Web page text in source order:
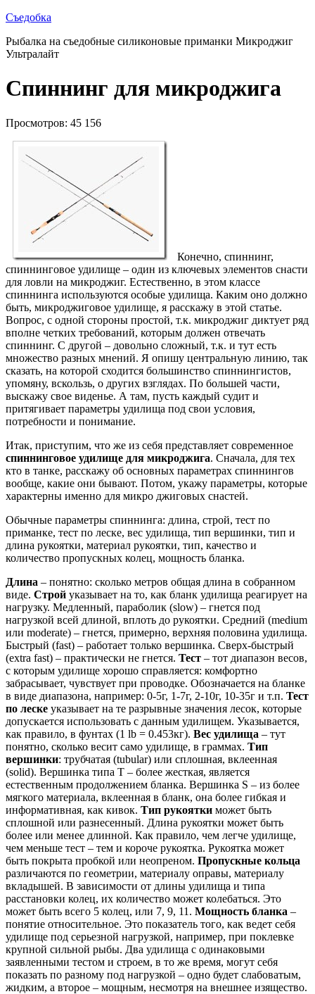
Съедобка
Рыбалка на съедобные силиконовые приманки Микроджиг
Ультралайт
Спиннинг для микроджига
Просмотров: 45 156
Конечно, спиннинг,
спиннинговое удилище – один из ключевых элементов снасти
для ловли на микроджиг. Естественно, в этом классе
спиннинга используются особые удилища. Каким оно должно
быть, микроджиговое удилище, я расскажу в этой статье.
Вопрос, с одной стороны простой, т.к. микроджиг диктует ряд
вполне четких требований, которым должен отвечать
спиннинг. С другой – довольно сложный, т.к. и тут есть
множество разных мнений. Я опишу центральную линию, так
сказать, на которой сходится большинство спиннингистов,
упомяну, вскользь, о других взглядах. По большей части,
выскажу свое виденье. А там, пусть каждый судит и
притягивает параметры удилища под свои условия,
потребности и понимание.
Итак, приступим, что же из себя представляет современное
спиннинговое удилище для микроджига. Сначала, для тех
кто в танке, расскажу об основных параметрах спиннингов
вообще, какие они бывают. Потом, укажу параметры, которые
характерны именно для микро джиговых снастей.
Обычные параметры спиннинга: длина, строй, тест по
приманке, тест по леске, вес удилища, тип вершинки, тип и
длина рукоятки, материал рукоятки, тип, качество и
количество пропускных колец, мощность бланка.
Длина – понятно: сколько метров общая длина в собранном
виде. Строй указывает на то, как бланк удилища реагирует на
нагрузку. Медленный, параболик (slow) – гнется под
нагрузкой всей длиной, вплоть до рукоятки. Средний (medium
или moderate) – гнется, примерно, верхняя половина удилища.
Быстрый (fast) – работает только вершинка. Сверх-быстрый
(extra fast) – практически не гнется. Тест – тот диапазон весов,
с которым удилище хорошо справляется: комфортно
забрасывает, чувствует при проводке. Обозначается на бланке
в виде диапазона, например: 0-5г, 1-7г, 2-10г, 10-35г и т.п. Тест
по леске указывает на те разрывные значения лесок, которые
допускается использовать с данным удилищем. Указывается,
как правило, в фунтах (1 lb = 0.453кг). Вес удилища – тут
понятно, сколько весит само удилище, в граммах. Тип
вершинки: трубчатая (tubular) или сплошная, вклеенная
(solid). Вершинка типа T – более жесткая, является
естественным продолжением бланка. Вершинка S – из более
мягкого материала, вклеенная в бланк, она более гибкая и
информативная, как кивок. Тип рукоятки может быть
сплошной или разнесенный. Длина рукоятки может быть
более или менее длинной. Как правило, чем легче удилище,
чем меньше тест – тем и короче рукоятка. Рукоятка может
быть покрыта пробкой или неопреном. Пропускные кольца
различаются по геометрии, материалу оправы, материалу
вкладышей. В зависимости от длины удилища и типа
расстановки колец, их количество может колебаться. Это
может быть всего 5 колец, или 7, 9, 11. Мощность бланка –
понятие относительное. Это показатель того, как ведет себя
удилище под серьезной нагрузкой, например, при поклевке
крупной сильной рыбы. Два удилища с одинаковыми
заявленными тестом и строем, в то же время, могут себя
показать по разному под нагрузкой – одно будет слабоватым,
жидким, а второе – мощным, несмотря на внешнее изящество.